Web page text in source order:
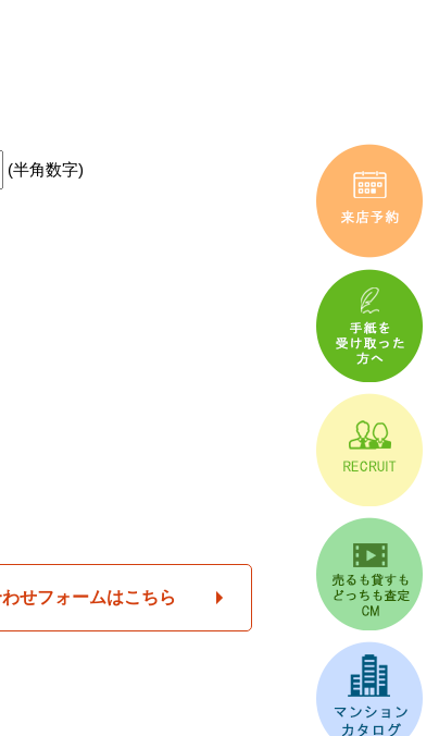
(半角数字)
せフォームはこちら